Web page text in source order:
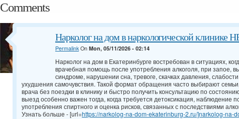
Comments
Нарколог на дом в наркологической клинике
PermalinkOn Mon, 05/11/2026 - 02:14
Нарколог на дом в Екатеринбурге востребован в ситуациях,
врачебная помощь после употребления алкоголя, при запое,
синдроме, нарушении сна, тревоге, скачках давления,
ухудшения самочувствия. Такой формат обращения часто выбирают
врача без поездки в клинику и быстро получить консультацию по
выезд особенно важен тогда, когда требуется детоксикация, наблюдение
употребления спиртного и оценка рисков, связанных с последствиями
Узнать больше - [url=https://narkolog-na-dom-ekaterinburg-2.ru/]narkolog-na-